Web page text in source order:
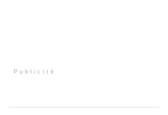
Publicité